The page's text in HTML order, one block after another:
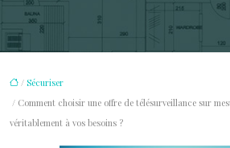
/ Sécuriser
/ Comment choisir une offre de télésurveillance sur
véritablement à vos besoins ?